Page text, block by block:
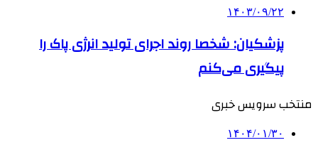
۱۴۰۳/۰۹/۲۲
پزشکیان: شخصا روند اجرای تولید انرژی پاک را
پیگیری می‌کنم
منتخب سرویس خبری
۱۴۰۴/۰۱/۳۰